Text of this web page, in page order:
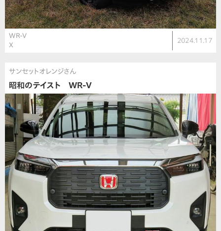
WR-V
X
2024.11.17
サンセットオレンジさん
昭和のテイスト WR-V